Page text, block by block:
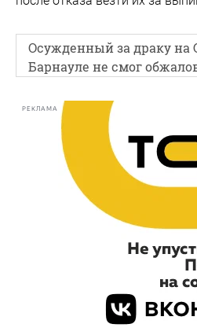
Осужденный за драку на
Барнауле не смог
РЕКЛАМА